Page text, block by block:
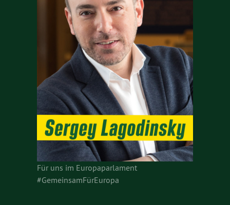
Für uns im Europaparlament
#GemeinsamFürEuropa